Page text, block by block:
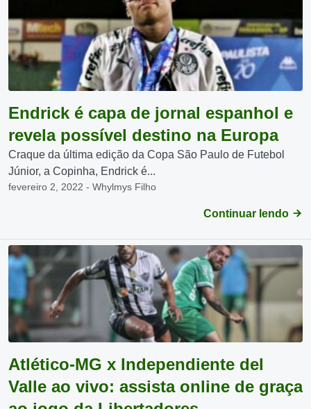
Endrick é capa de jornal espanhol e
revela possível destino na Europa
Craque da última edição da Copa São Paulo de Futebol
Júnior, a Copinha, Endrick é...
fevereiro 2, 2022 - Whylmys Filho
Continuar lendo
Atlético-MG x Independiente del
Valle ao vivo: assista online de graça